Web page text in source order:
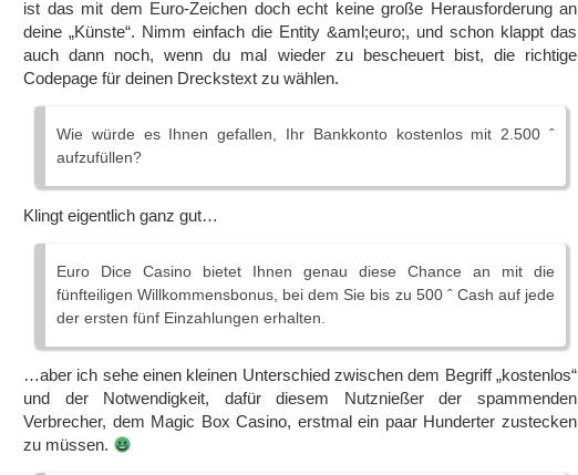
ist das mit dem Euro-Zeichen doch echt keine große Herausforderung an
deine „Künste“. Nimm einfach die Entity &aml;euro;, und schon klappt das
auch dann noch, wenn du mal wieder zu bescheuert bist, die richtige
Codepage für deinen Dreckstext zu wählen.
Wie würde es Ihnen gefallen, Ihr Bankkonto kostenlos mit 2.500 ˆ
aufzufüllen?
Klingt eigentlich ganz gut…
Euro Dice Casino bietet Ihnen genau diese Chance an mit die
fünfteiligen Willkommensbonus, bei dem Sie bis zu 500 ˆ Cash auf jede
der ersten fünf Einzahlungen erhalten.
…aber ich sehe einen kleinen Unterschied zwischen dem Begriff „kostenlos“
und der Notwendigkeit, dafür diesem Nutznießer der spammenden
Verbrecher, dem Magic Box Casino, erstmal ein paar Hunderter zustecken
zu müssen.